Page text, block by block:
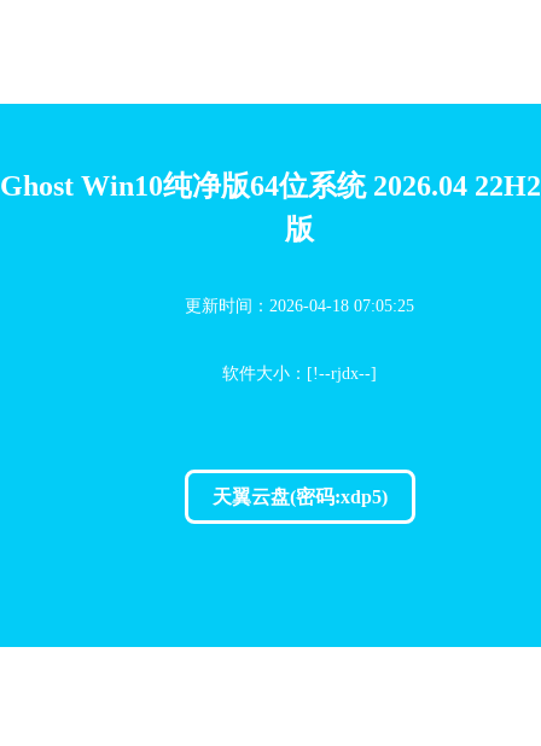
Ghost Win10纯净版64位系统 2026.04
版
更新时间：2026-04-18 07:05:25
软件大小：[!--rjdx--]
天翼云盘(密码:xdp5)